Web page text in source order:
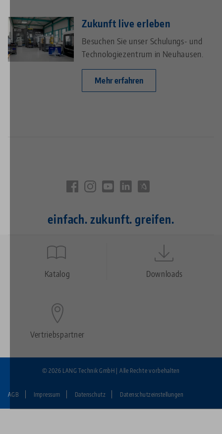
Zukunft live erleben
Besuchen Sie unser Schulungs- und
Technologiezentrum in Neuhausen.
Mehr erfahren
einfach. zukunft. greifen.
Quicklinks
Katalog Downloads
Vertriebspartner
Fußzeile:
AGB Impressum Datenschutz Datenschutzeinstellungen
© 2026 LANG Technik GmbH | Alle Rechte vorbehalten